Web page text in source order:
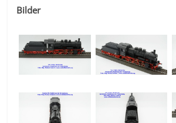
Bilder